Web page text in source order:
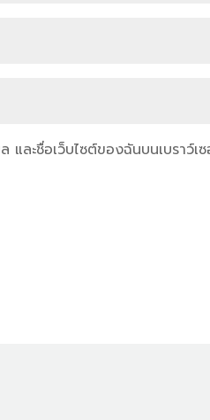
และชื่อเว็บไซต์ของฉันบนเบราว์